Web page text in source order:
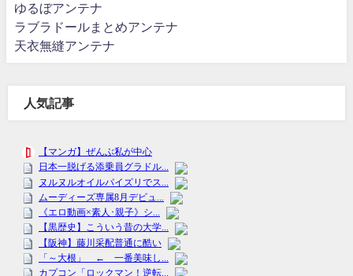
ゆるぼアンテナ
ラブラドールまとめアンテナ
天衣無縫アンテナ
人気記事